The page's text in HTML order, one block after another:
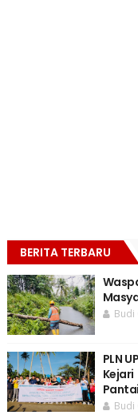
BERITA TERBARU
Budi
PLN
Pantai
Budi